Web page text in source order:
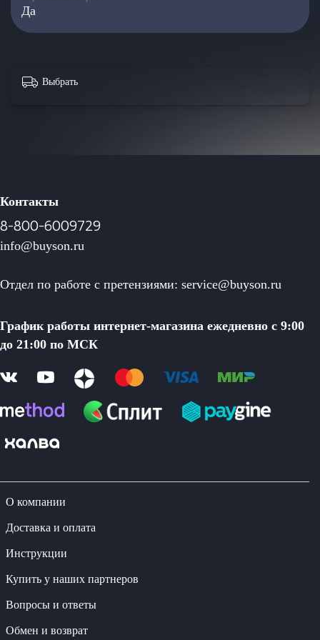
Да
Выбрать
О компании
Доставка и оплата
Инструкции
Купить у наших партнеров
Вопросы и ответы
Обмен и возврат
Контакты
8-800-6009729
info@buyson.ru
Отдел по работе с претензиями: service@buyson.ru
График работы интернет-магазина ежедневно с 9:00
до 21:00 по МСК